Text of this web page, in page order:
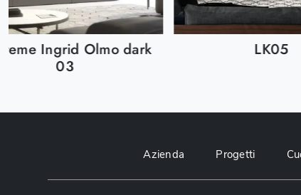
Ingrid Olmo dark
03
LK05
Azienda Progetti